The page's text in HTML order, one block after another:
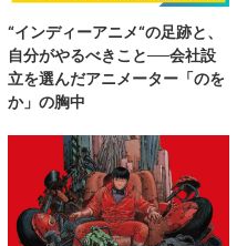
“インディーアニメ“の足跡と、
自分がやるべきこと──会社設
立を選んだアニメーター「のを
か」の胸中